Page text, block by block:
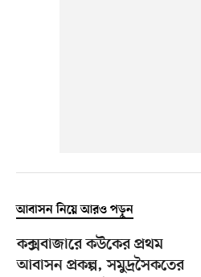
আবাসন নিয়ে আরও পড়ুন
কক্সবাজারে কউকের প্রথম
আবাসন প্রকল্প, সমুদ্রসৈকতের